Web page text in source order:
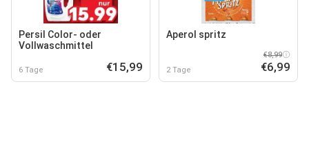
Persil Color- oder
Vollwaschmittel
6 Tage €15,99
Aperol spritz
2 Tage
€8,99
€6,99